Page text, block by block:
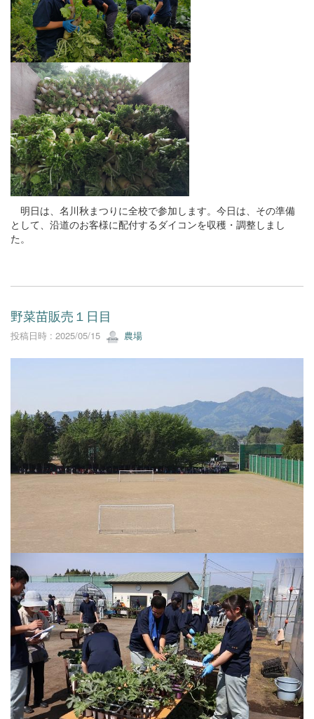
明日は、名川秋まつりに全校で参加します。今日は、その準備
として、沿道のお客様に配付するダイコンを収穫・調整しまし
た。
野菜苗販売１日目
投稿日時 : 2025/05/15 農場